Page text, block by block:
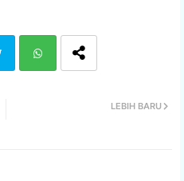
LEBIH BARU